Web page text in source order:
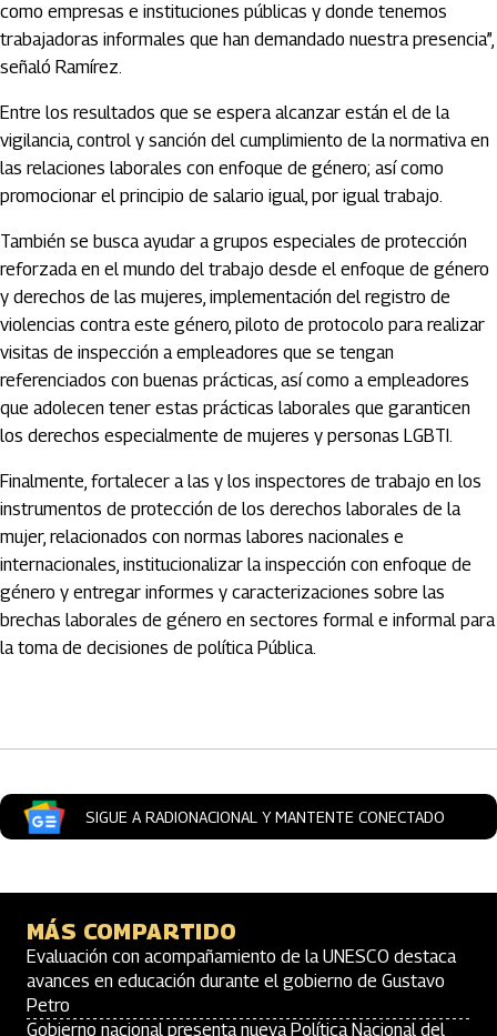
como empresas e instituciones públicas y donde tenemos
trabajadoras informales que han demandado nuestra presencia”,
señaló Ramírez.
Entre los resultados que se espera alcanzar están el de la
vigilancia, control y sanción del cumplimiento de la normativa en
las relaciones laborales con enfoque de género; así como
promocionar el principio de salario igual, por igual trabajo.
También se busca ayudar a grupos especiales de protección
reforzada en el mundo del trabajo desde el enfoque de género
y derechos de las mujeres, implementación del registro de
violencias contra este género, piloto de protocolo para realizar
visitas de inspección a empleadores que se tengan
referenciados con buenas prácticas, así como a empleadores
que adolecen tener estas prácticas laborales que garanticen
los derechos especialmente de mujeres y personas LGBTI.
Finalmente, fortalecer a las y los inspectores de trabajo en los
instrumentos de protección de los derechos laborales de la
mujer, relacionados con normas labores nacionales e
internacionales, institucionalizar la inspección con enfoque de
género y entregar informes y caracterizaciones sobre las
brechas laborales de género en sectores formal e informal para
la toma de decisiones de política Pública.
SIGUE A RADIONACIONAL Y MANTENTE CONECTADO
MÁS COMPARTIDO
Evaluación con acompañamiento de la UNESCO destaca
avances en educación durante el gobierno de Gustavo
Petro
Gobierno nacional presenta nueva Política Nacional del